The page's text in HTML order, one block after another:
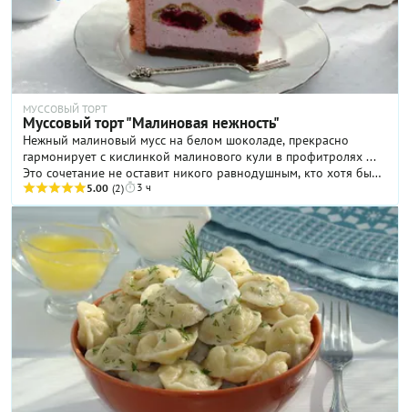
МУССОВЫЙ ТОРТ
Муссовый торт "Малиновая нежность"
Нежный малиновый мусс на белом шоколаде, прекрасно
гармонирует с кислинкой малинового кули в профитролях ...
Это сочетание не оставит никого равнодушным, кто хотя бы
раз попробует этот замечательный торт!
5.00 (2) 3 ч